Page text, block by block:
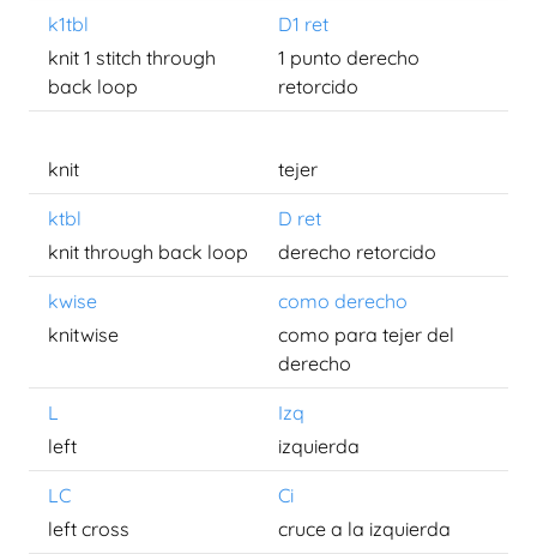
k1tbl
D1 ret
knit 1 stitch through
back loop
1 punto derecho
retorcido
knit tejer
ktbl
D ret
knit through back loop
derecho retorcido
kwise
como derecho
knitwise
como para tejer del
derecho
L
Izq
left
izquierda
LC
Ci
left cross
cruce a la izquierda